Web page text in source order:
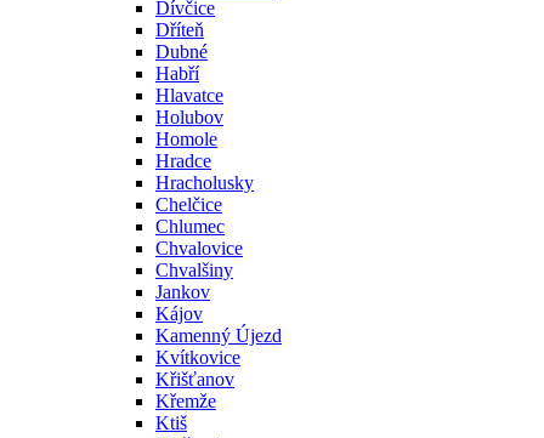
Dívčice
Dříteň
Dubné
Habří
Hlavatce
Holubov
Homole
Hradce
Hracholusky
Chelčice
Chlumec
Chvalovice
Chvalšiny
Jankov
Kájov
Kamenný Újezd
Kvítkovice
Křišťanov
Křemže
Ktiš